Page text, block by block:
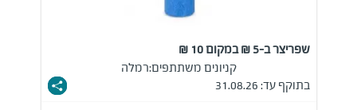
שפריצר ב-5 ₪ במקום 10 ₪
קניונים משתתפים:רמלה
בתוקף עד: 31.08.26